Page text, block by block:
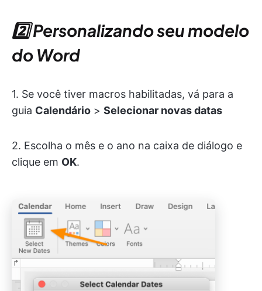
2️⃣ Personalizando seu modelo
do Word
1. Se você tiver macros habilitadas, vá para a
guia Calendário > Selecionar novas datas
2. Escolha o mês e o ano na caixa de diálogo e
clique em OK.